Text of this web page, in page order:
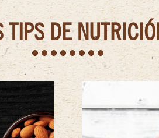
TIPS DE